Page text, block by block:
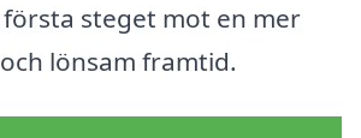
steget mot en mer
lönsam framtid.